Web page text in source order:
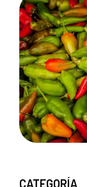
CATEGORÍA